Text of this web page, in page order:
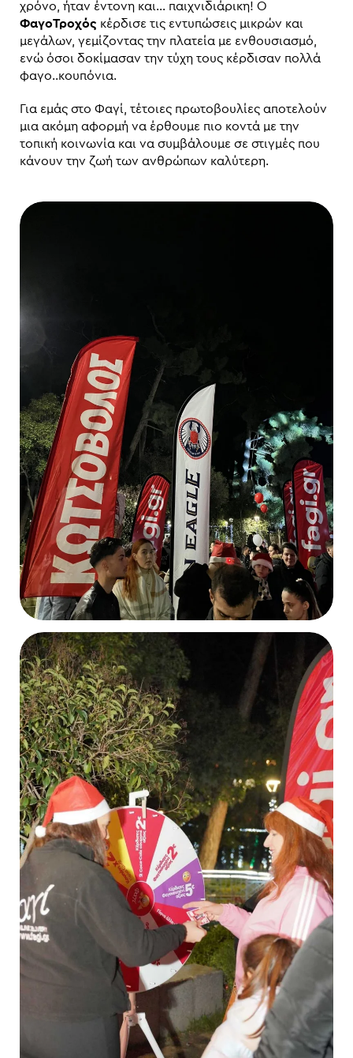
χρόνο, ήταν έντονη και… παιχνιδιάρικη! Ο
ΦαγοΤροχός κέρδισε τις εντυπώσεις μικρών και
μεγάλων, γεμίζοντας την πλατεία με ενθουσιασμό,
ενώ όσοι δοκίμασαν την τύχη τους κέρδισαν πολλά
φαγο..κουπόνια.
Για εμάς στο Φαγί, τέτοιες πρωτοβουλίες αποτελούν
μια ακόμη αφορμή να έρθουμε πιο κοντά με την
τοπική κοινωνία και να συμβάλουμε σε στιγμές που
κάνουν την ζωή των ανθρώπων καλύτερη.